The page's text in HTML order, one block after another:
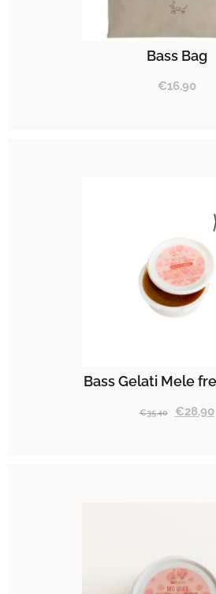
Bass Bag
€16.90
Bass Gelati Mele
€35.40 €28.90